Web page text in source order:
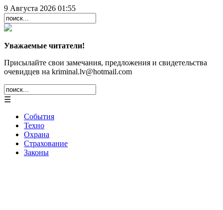
9 Августа 2026 01:55
Уважаемые читатели!
Присылайте свои замечания, предложения и свидетельства
очевидцев на kriminal.lv@hotmail.com
☰
События
Техно
Охрана
Страхование
Законы